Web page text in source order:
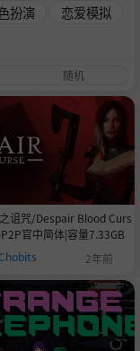
扮演
恋爱模拟
随机
之诅咒/Despair Blood Curs
官中简体|容量7.33GB
2年前